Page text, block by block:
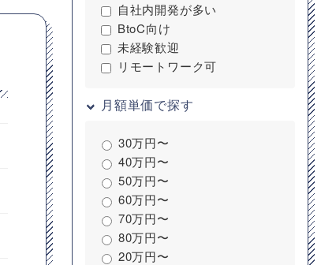
自社内開発が多い
BtoC向け
未経験歓迎
リモートワーク可
月額単価で探す
30万円〜
40万円〜
50万円〜
60万円〜
70万円〜
80万円〜
20万円〜